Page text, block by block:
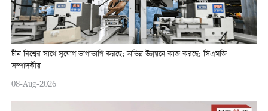
চীন বিশ্বের সাথে সুযোগ ভাগাভাগি করছে; অভিন্ন উন্নয়নে কাজ করছে: সিএমজি
সম্পাদকীয়
08-Aug-2026